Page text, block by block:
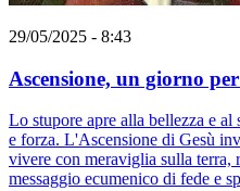
29/05/2025 - 8:43
Ascensione, un giorno
Lo stupore apre alla bellezza e al
e forza. L'Ascensione di Gesù
vivere con meraviglia sulla
messaggio ecumenico di fede e